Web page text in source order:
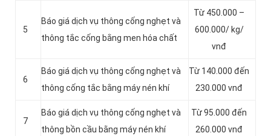
5
Báo giá dịch vụ thông cống nghẹt và
thông tắc cống bằng men hóa chất
Từ 450.000 –
600.000/ kg/
vnđ
6
Báo giá dịch vụ thông cống nghẹt và
thông cống tắc bằng máy nén khí
Từ 140.000 đến
230.000 vnđ
7
Báo giá dịch vụ thông cống nghẹt và
thông bồn cầu bằng máy nén khí
Từ 95.000 đến
260.000 vnđ